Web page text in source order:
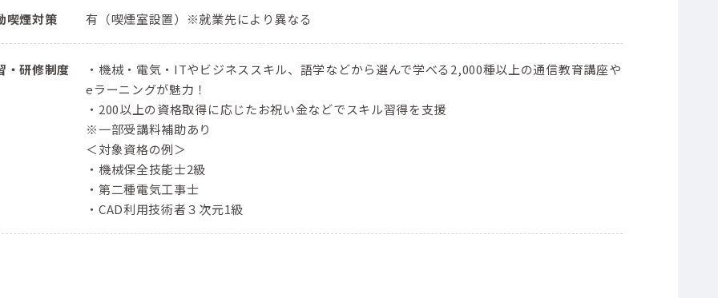
喫煙対策 有（喫煙室設置）※就業先により異なる
・研修制度
・機械・電気・ITやビジネススキル、語学などから選んで学べる2,000種以上の通信教育講座や
eラーニングが魅力！
・200以上の資格取得に応じたお祝い金などでスキル習得を支援
※一部受講料補助あり
＜対象資格の例＞
・機械保全技能士2級
・第二種電気工事士
・CAD利用技術者３次元1級